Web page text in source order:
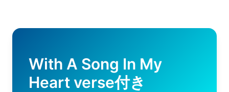
With A Song In My
Heart verse付き